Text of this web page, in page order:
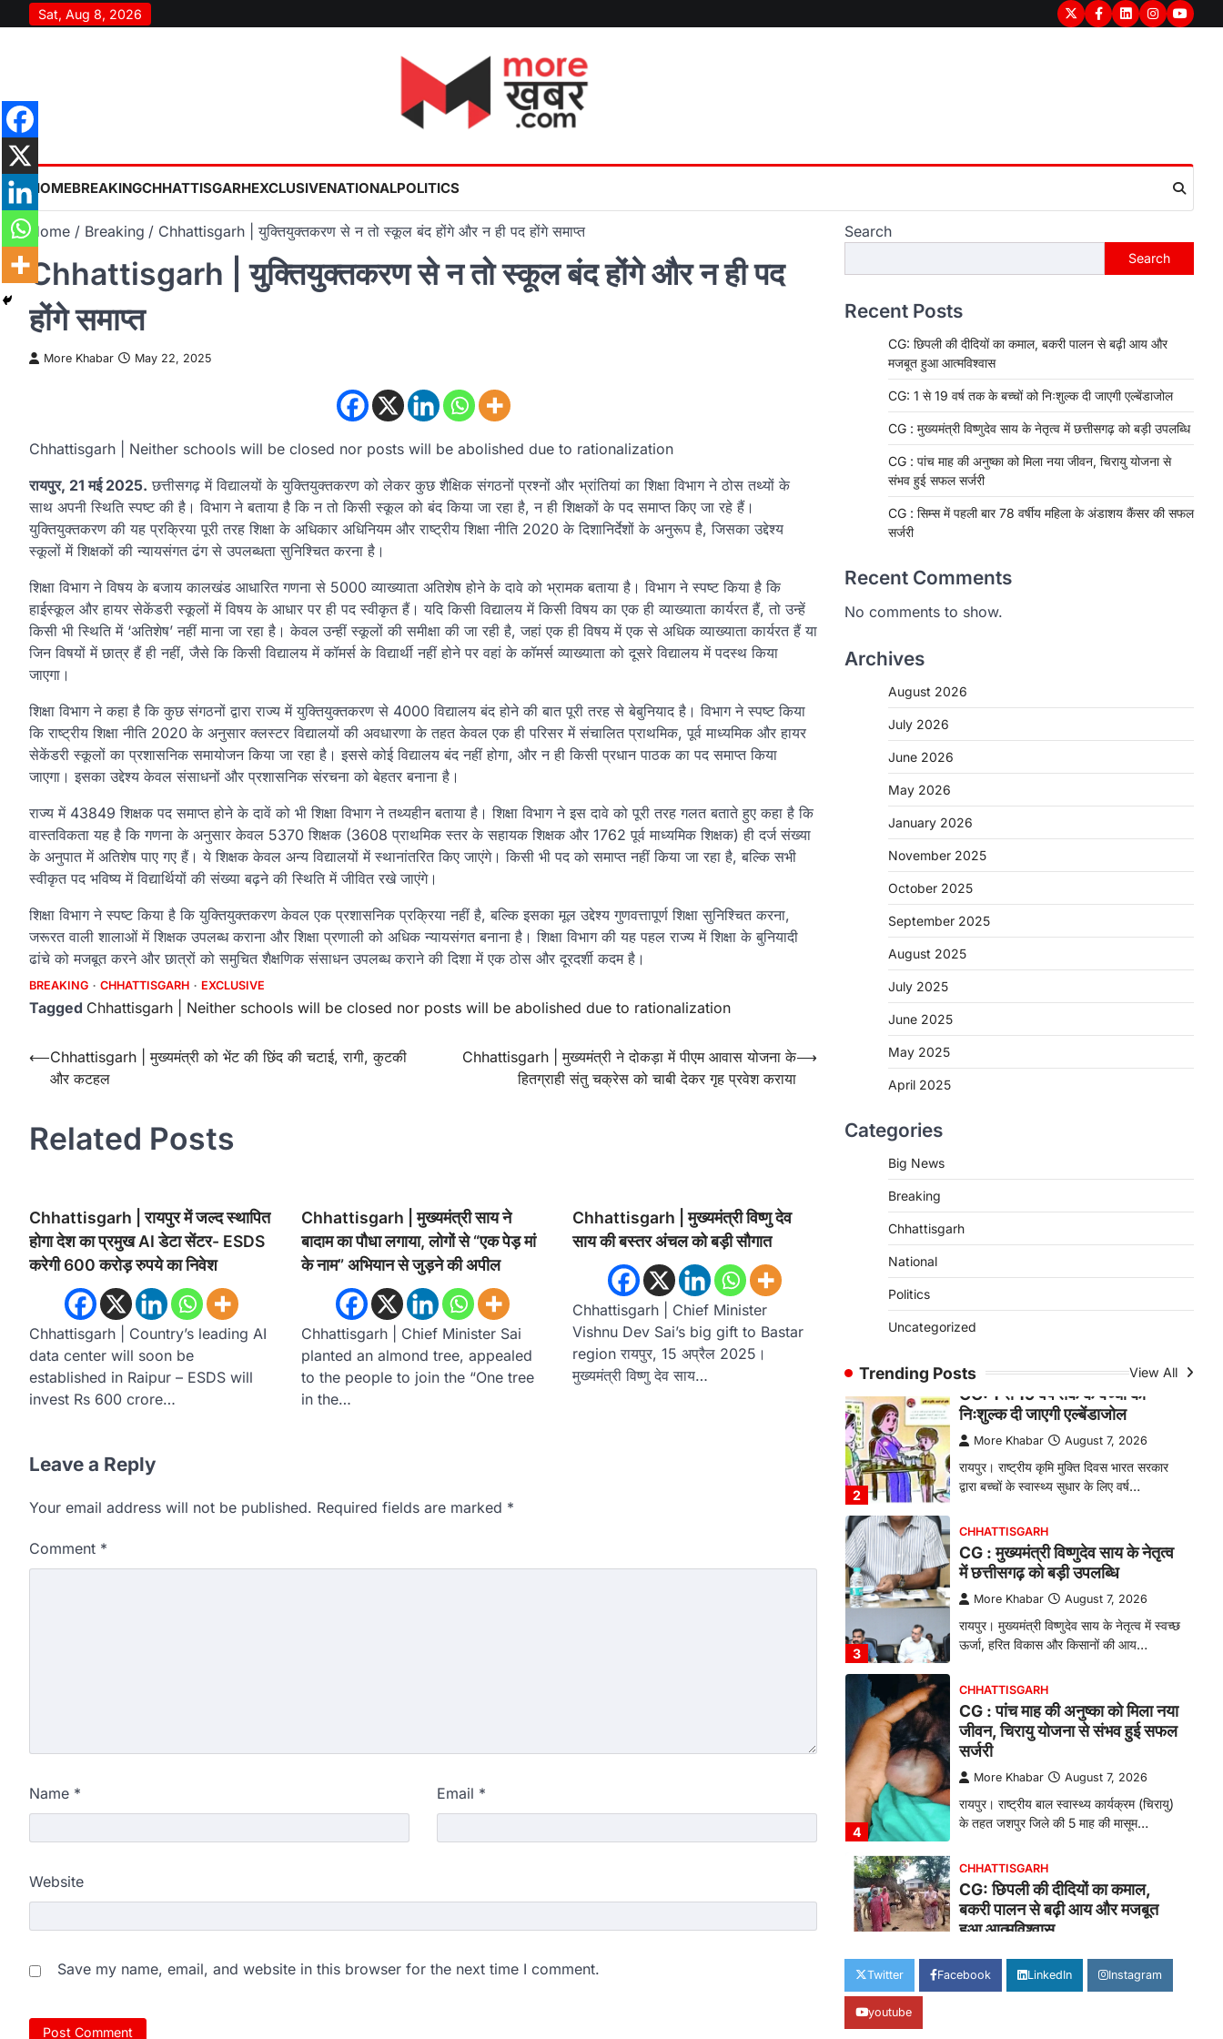
to
Sat, Aug 8, 2026
TwitterFacebook
LinkedInInstagram
HOMEBREAKINGCHHATTISGARHEXCLUSIVENATIONALPOLITICS
Home Breaking Chhattisgarh | युक्तियुक्तकरण से न तो स्कूल बंद होंगे और न ही पद होंगे समाप्त
Chhattisgarh | युक्तियुक्तकरण से न तो स्कूल बंद होंगे और न ही पद
होंगे समाप्त
More Khabar May 22, 2025
Chhattisgarh | Neither schools will be closed nor posts will be abolished due to rationalization
रायपुर, 21 मई 2025. छत्तीसगढ़ में विद्यालयों के युक्तियुक्तकरण को लेकर कुछ शैक्षिक संगठनों प्रश्नों और भ्रांतियां का शिक्षा विभाग ने ठोस तथ्यों के
साथ अपनी स्थिति स्पष्ट की है। विभाग ने बताया है कि न तो किसी स्कूल को बंद किया जा रहा है, न ही शिक्षकों के पद समाप्त किए जा रहे हैं।
युक्तियुक्तकरण की यह प्रक्रिया पूरी तरह शिक्षा के अधिकार अधिनियम और राष्ट्रीय शिक्षा नीति 2020 के दिशानिर्देशों के अनुरूप है, जिसका उद्देश्य
स्कूलों में शिक्षकों की न्यायसंगत ढंग से उपलब्धता सुनिश्चित करना है।
शिक्षा विभाग ने विषय के बजाय कालखंड आधारित गणना से 5000 व्याख्याता अतिशेष होने के दावे को भ्रामक बताया है। विभाग ने स्पष्ट किया है कि
हाईस्कूल और हायर सेकेंडरी स्कूलों में विषय के आधार पर ही पद स्वीकृत हैं। यदि किसी विद्यालय में किसी विषय का एक ही व्याख्याता कार्यरत हैं, तो उन्हें
किसी भी स्थिति में ‘अतिशेष’ नहीं माना जा रहा है। केवल उन्हीं स्कूलों की समीक्षा की जा रही है, जहां एक ही विषय में एक से अधिक व्याख्याता कार्यरत हैं या
जिन विषयों में छात्र हैं ही नहीं, जैसे कि किसी विद्यालय में कॉमर्स के विद्यार्थी नहीं होने पर वहां के कॉमर्स व्याख्याता को दूसरे विद्यालय में पदस्थ किया
जाएगा।
शिक्षा विभाग ने कहा है कि कुछ संगठनों द्वारा राज्य में युक्तियुक्तकरण से 4000 विद्यालय बंद होने की बात पूरी तरह से बेबुनियाद है। विभाग ने स्पष्ट किया
कि राष्ट्रीय शिक्षा नीति 2020 के अनुसार क्लस्टर विद्यालयों की अवधारणा के तहत केवल एक ही परिसर में संचालित प्राथमिक, पूर्व माध्यमिक और हायर
सेकेंडरी स्कूलों का प्रशासनिक समायोजन किया जा रहा है। इससे कोई विद्यालय बंद नहीं होगा, और न ही किसी प्रधान पाठक का पद समाप्त किया
जाएगा। इसका उद्देश्य केवल संसाधनों और प्रशासनिक संरचना को बेहतर बनाना है।
राज्य में 43849 शिक्षक पद समाप्त होने के दावें को भी शिक्षा विभाग ने तथ्यहीन बताया है। शिक्षा विभाग ने इस दावे को पूरी तरह गलत बताते हुए कहा है कि
वास्तविकता यह है कि गणना के अनुसार केवल 5370 शिक्षक (3608 प्राथमिक स्तर के सहायक शिक्षक और 1762 पूर्व माध्यमिक शिक्षक) ही दर्ज संख्या
के अनुपात में अतिशेष पाए गए हैं। ये शिक्षक केवल अन्य विद्यालयों में स्थानांतरित किए जाएंगे। किसी भी पद को समाप्त नहीं किया जा रहा है, बल्कि सभी
स्वीकृत पद भविष्य में विद्यार्थियों की संख्या बढ़ने की स्थिति में जीवित रखे जाएंगे।
शिक्षा विभाग ने स्पष्ट किया है कि युक्तियुक्तकरण केवल एक प्रशासनिक प्रक्रिया नहीं है, बल्कि इसका मूल उद्देश्य गुणवत्तापूर्ण शिक्षा सुनिश्चित करना,
जरूरत वाली शालाओं में शिक्षक उपलब्ध कराना और शिक्षा प्रणाली को अधिक न्यायसंगत बनाना है। शिक्षा विभाग की यह पहल राज्य में शिक्षा के बुनियादी
ढांचे को मजबूत करने और छात्रों को समुचित शैक्षणिक संसाधन उपलब्ध कराने की दिशा में एक ठोस और दूरदर्शी कदम है।
BREAKING CHHATTISGARH EXCLUSIVE
Tagged Chhattisgarh | Neither schools will be closed nor posts will be abolished due to rationalization
Post
navigation
⟵Chhattisgarh | मुख्यमंत्री को भेंट की छिंद की चटाई, रागी, कुटकी
और कटहल
Chhattisgarh | मुख्यमंत्री ने दोकड़ा में पीएम आवास योजना के
हितग्राही संतु चक्रेस को चाबी देकर गृह प्रवेश कराया
⟶
Related Posts
Chhattisgarh | रायपुर में जल्द स्थापित
होगा देश का प्रमुख AI डेटा सेंटर- ESDS
करेगी 600 करोड़ रुपये का निवेश
Chhattisgarh | Country’s leading AI
data center will soon be
established in Raipur – ESDS will
invest Rs 600 crore…
Chhattisgarh | मुख्यमंत्री साय ने
बादाम का पौधा लगाया, लोगों से “एक पेड़ मां
के नाम” अभियान से जुड़ने की अपील
Chhattisgarh | Chief Minister Sai
planted an almond tree, appealed
to the people to join the “One tree
in the…
Chhattisgarh | मुख्यमंत्री विष्णु देव
साय की बस्तर अंचल को बड़ी सौगात
Chhattisgarh | Chief Minister
Vishnu Dev Sai’s big gift to Bastar
region रायपुर, 15 अप्रैल 2025।
मुख्यमंत्री विष्णु देव साय…
Leave a Reply
Your email address will not be published. Required fields are marked *
Comment *
Name * Email *
Website
Save my name, email, and website in this browser for the next time I comment.
Search
Search
Recent Posts
CG: छिपली की दीदियों का कमाल, बकरी पालन से बढ़ी आय और
मजबूत हुआ आत्मविश्वास
CG: 1 से 19 वर्ष तक के बच्चों को निःशुल्क दी जाएगी एल्बेंडाजोल
CG : मुख्यमंत्री विष्णुदेव साय के नेतृत्व में छत्तीसगढ़ को बड़ी उपलब्धि
CG : पांच माह की अनुष्का को मिला नया जीवन, चिरायु योजना से
संभव हुई सफल सर्जरी
CG : सिम्स में पहली बार 78 वर्षीय महिला के अंडाशय कैंसर की सफल
सर्जरी
Recent Comments
No comments to show.
Archives
August 2026
July 2026
June 2026
May 2026
January 2026
November 2025
October 2025
September 2025
August 2025
July 2025
June 2025
May 2025
April 2025
Categories
Big News
Breaking
Chhattisgarh
National
Politics
Uncategorized
Trending Posts View All
CHHATTISGARH
निःशुल्क दी जाएगी एल्बेंडाजोल
CHHATTISGARH
CG : मुख्यमंत्री विष्णुदेव साय के नेतृत्व
में छत्तीसगढ़ को बड़ी उपलब्धि
More Khabar
रायपुर। मुख्यमंत्री विष्णुदेव साय के नेतृत्व में स्वच्छ
ऊर्जा, हरित विकास और किसानों की आय…
CG : पांच माह की अनुष्का को मिला नया
CG: छिपली की दीदियों का कमाल,
बकरी पालन से बढ़ी आय और मजबूत
More Khabar August 7, 2026
रायपुर। ग्रामीण महिलाओं को आर्थिक रूप से
सशक्त बनाने की दिशा में जिले के नगरी…
2
CHHATTISGARH
CG: 1 से 19 वर्ष तक के बच्चों को
निःशुल्क दी जाएगी एल्बेंडाजोल
More Khabar August 7, 2026
रायपुर। राष्ट्रीय कृमि मुक्ति दिवस भारत सरकार
द्वारा बच्चों के स्वास्थ्य सुधार के लिए वर्ष…
3
CHHATTISGARH
CG : मुख्यमंत्री विष्णुदेव साय के नेतृत्व
में छत्तीसगढ़ को बड़ी उपलब्धि
More Khabar August 7, 2026
रायपुर। मुख्यमंत्री विष्णुदेव साय के नेतृत्व में स्वच्छ
ऊर्जा, हरित विकास और किसानों की आय…
4
CHHATTISGARH
CG : पांच माह की अनुष्का को मिला नया
जीवन, चिरायु योजना से संभव हुई सफल
सर्जरी
More Khabar August 7, 2026
रायपुर। राष्ट्रीय बाल स्वास्थ्य कार्यक्रम (चिरायु)
के तहत जशपुर जिले की 5 माह की मासूम…
1
CHHATTISGARH
CG: छिपली की दीदियों का कमाल,
बकरी पालन से बढ़ी आय और मजबूत
हुआ आत्मविश्वास
More Khabar August 7, 2026
रायपुर। ग्रामीण महिलाओं को आर्थिक रूप से
Twitter Facebook LinkedIn Instagram
youtube